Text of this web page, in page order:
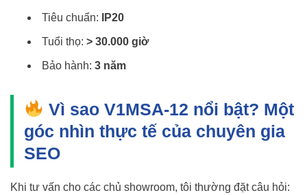
Tiêu chuẩn: IP20
Tuổi thọ: > 30.000 giờ
Bảo hành: 3 năm
Vì sao V1MSA-12 nổi bật? Một
góc nhìn thực tế của chuyên gia
SEO
Khi tư vấn cho các chủ showroom, tôi thường đặt câu hỏi: